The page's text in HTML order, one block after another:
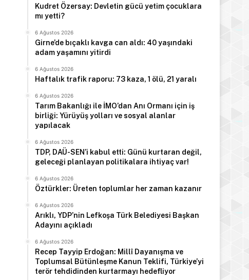
Kudret Özersay: Devletin gücü yetim çocuklara
mı yetti?
6 Ağustos 2026
Girne’de bıçaklı kavga can aldı: 40 yaşındaki
adam yaşamını yitirdi
6 Ağustos 2026
Haftalık trafik raporu: 73 kaza, 1 ölü, 21 yaralı
6 Ağustos 2026
Tarım Bakanlığı ile İMO’dan Anı Ormanı için iş
birliği: Yürüyüş yolları ve sosyal alanlar
yapılacak
6 Ağustos 2026
TDP, DAÜ-SEN’i kabul etti: Günü kurtaran değil,
geleceği planlayan politikalara ihtiyaç var!
6 Ağustos 2026
Öztürkler: Üreten toplumlar her zaman kazanır
6 Ağustos 2026
Arıklı, YDP’nin Lefkoşa Türk Belediyesi Başkan
Adayını açıkladı
6 Ağustos 2026
Recep Tayyip Erdoğan: Millî Dayanışma ve
Toplumsal Bütünleşme Kanun Teklifi, Türkiye’yi
terör tehdidinden kurtarmayı hedefliyor